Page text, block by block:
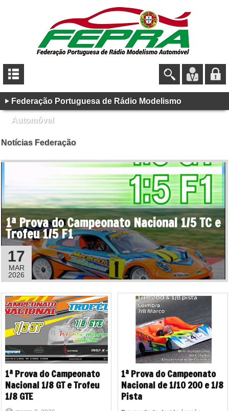
Federação Portuguesa de Rádio Modelismo
Automóvel
Notícias Federação
17
MAR
2026
1ª Prova do Campeonato Nacional 1/5 TC e
Trofeu 1/5 F1
1ª Prova do Campeonato
Nacional 1/8 GT e Trofeu
1/8 GTE
1ª Prova do Campeonato
Nacional de 1/10 200 e 1/8
Pista